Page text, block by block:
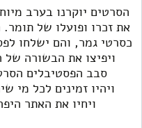
הסרטים יוקרנו בערב
את זכרו ופועלו של
כסרטי גמר, והם ישלחו
ויפיצו את הבשורה
סבב הפסטיבלים
ויהיו זמינים לכל מי
ויחיו את האתר